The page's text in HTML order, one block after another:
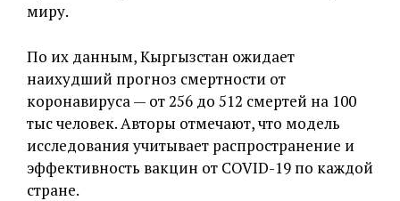
миру.
По их данным, Кыргызстан ожидает
наихудший прогноз смертности от
коронавируса — от 256 до 512 смертей на 100
тыс человек. Авторы отмечают, что модель
исследования учитывает распространение и
эффективность вакцин от COVID-19 по каждой
стране.